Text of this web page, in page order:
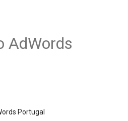
AdWords
Portugal